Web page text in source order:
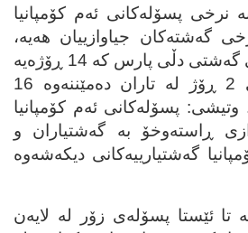
نرخی پسۆله‌کانی ئه‌م کۆمپانیا
گه‌شته‌کان جیاوازییان هه‌یه‌،
به‌ڵام بۆ نموونه‌ نرخی گه‌شتی دڵی پارس که‌ 14 ڕۆژه‌یه‌
و گه‌شتیاران ماوه‌ی 2 ڕۆژ له‌ تاران ده‌مێننه‌وه‌ 16
دۆلاره‌. وتیشی: پسۆله‌کانی ئه‌م کۆمپانیا
ڕاسته‌وخۆ به‌ گه‌شتیاران و
گه‌شتیارییه‌کانی دیکه‌شه‌وه‌
تا ئێستا پسۆله‌ی زۆر له‌ لایه‌ن